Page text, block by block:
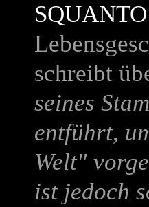
SQUANTO
schreibt
seines
entführt,
Welt"
ist jedoch